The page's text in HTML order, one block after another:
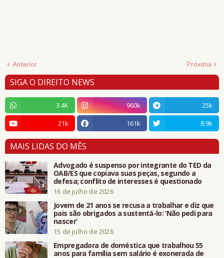
Anterior Próxima
SIGA O DIREITO NEWS
3.4K 960k
25k
21k
161k 8.9k
MAIS LIDAS DO MÊS
Advogado é suspenso por integrante do TED da
OAB/ES que copiava suas peças, segundo a
defesa; conflito de interesses é questionado
16 de julho de 2026
Jovem de 21 anos se recusa a trabalhar e diz que
pais são obrigados a sustentá-lo: ‘Não pedi para
nascer’
15 de julho de 2026
Empregadora de doméstica que trabalhou 55
anos para família sem salário é exonerada de